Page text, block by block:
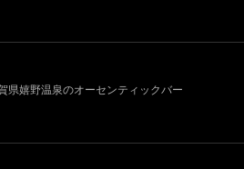
県嬉野温泉のオーセンティックバー